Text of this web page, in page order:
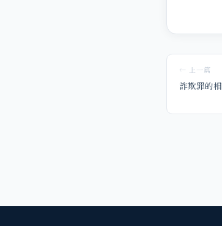
← 上一篇
詐欺罪的